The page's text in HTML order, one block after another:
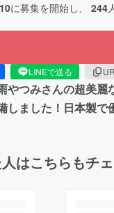
に募集を開始し、 244
LINEで送る
やつみさんの超美
しました！日本製
はこちらもチ